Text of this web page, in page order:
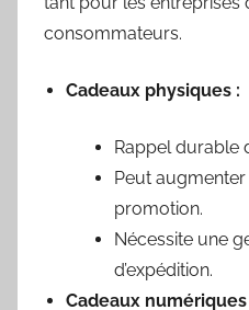
consommateurs.
Cadeaux physiques :
Rappel durable
Peut
promotion.
Nécessite une
d’expédition.
Cadeaux numériques